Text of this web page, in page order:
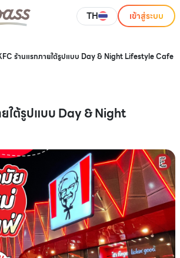
TH เข้าสู่ระบบ
ร้านแรกภายใต้รูปแบบ Day & Night Lifestyle Cafe
ใต้รูปแบบ Day & Night